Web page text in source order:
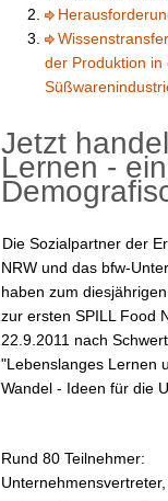
der Produktion
Jetzt
Lernen -
Die Sozialpartner der
NRW und das bfw-
haben zum
zur ersten SPILL Food
22.9.2011 nach
"Lebenslanges Lernen
Wandel - Ideen für die
Rund 80 Teilnehmer: